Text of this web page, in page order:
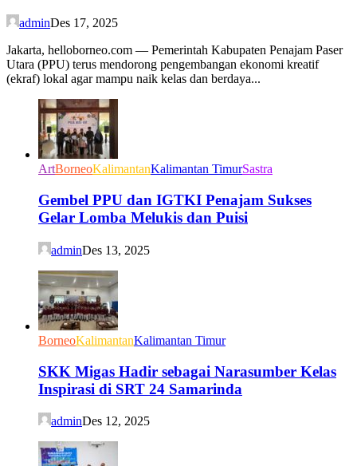
adminDes 17, 2025
Jakarta, helloborneo.com — Pemerintah Kabupaten Penajam Paser
Utara (PPU) terus mendorong pengembangan ekonomi kreatif
(ekraf) lokal agar mampu naik kelas dan berdaya...
ArtBorneoKalimantanKalimantan TimurSastra
Gembel PPU dan IGTKI Penajam Sukses
Gelar Lomba Melukis dan Puisi
adminDes 13, 2025
BorneoKalimantanKalimantan Timur
SKK Migas Hadir sebagai Narasumber Kelas
Inspirasi di SRT 24 Samarinda
adminDes 12, 2025